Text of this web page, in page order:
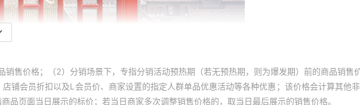
售价格；（2）分销场景下，专指分销活动预热期（若无预热期，则为爆发期）前的商品销售
铺会员折扣以及L会员价、商家设置的指定人群单品优惠活动等各种优惠；该价格会计算其他
页面当日展示的标价；若当日商家多次调整销售价格的，取当日最后展示的销售价格。